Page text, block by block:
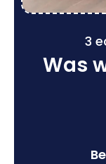
3
Was